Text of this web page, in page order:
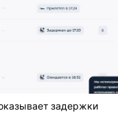
задержки